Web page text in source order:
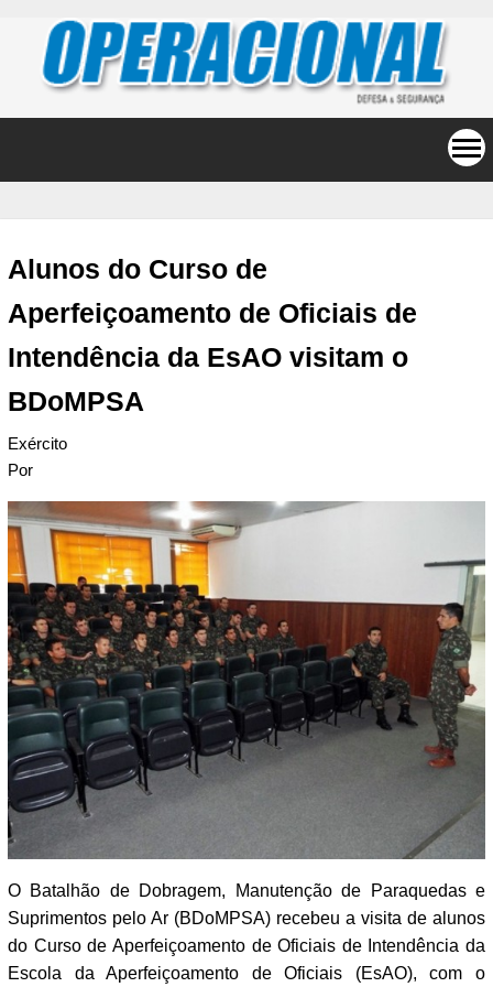
Alunos do Curso de
Aperfeiçoamento de Oficiais de
Intendência da EsAO visitam o
BDoMPSA
Exército
Por
O Batalhão de Dobragem, Manutenção de Paraquedas e
Suprimentos pelo Ar (BDoMPSA) recebeu a visita de alunos
do Curso de Aperfeiçoamento de Oficiais de Intendência da
Escola da Aperfeiçoamento de Oficiais (EsAO), com o